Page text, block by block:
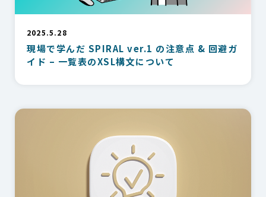
2025.5.28
現場で学んだ SPIRAL ver.1 の注意点 & 回避ガ
イド – 一覧表のXSL構文について